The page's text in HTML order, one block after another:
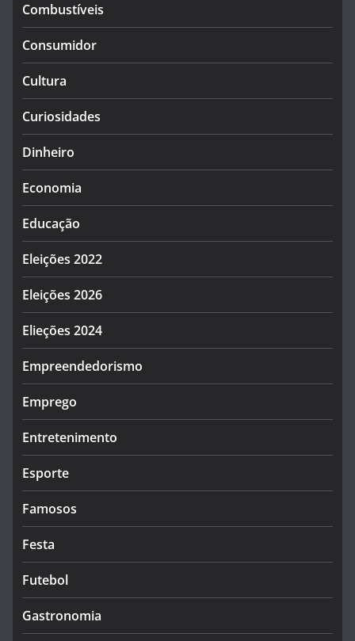
Combustíveis
Consumidor
Cultura
Curiosidades
Dinheiro
Economia
Educação
Eleições 2022
Eleições 2026
Elieções 2024
Empreendedorismo
Emprego
Entretenimento
Esporte
Famosos
Festa
Futebol
Gastronomia